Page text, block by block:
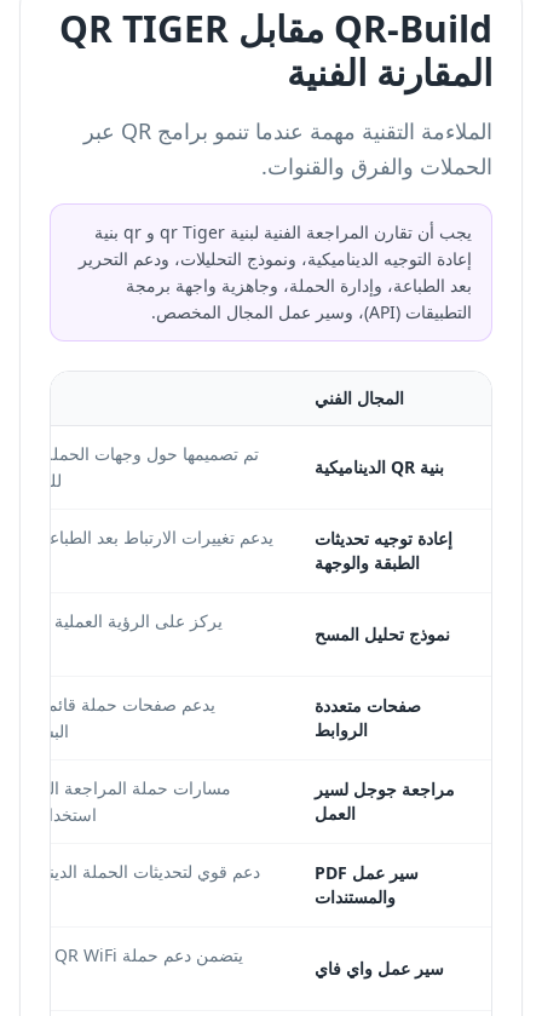
QR-Build مقابل QR TIGER
المقارنة الفنية
الملاءمة التقنية مهمة عندما تنمو برامج QR عبر
الحملات والفرق والقنوات.
يجب أن تقارن المراجعة الفنية لبنية qr Tiger و qr بنية
إعادة التوجيه الديناميكية، ونموذج التحليلات، ودعم التحرير
بعد الطباعة، وإدارة الحملة، وجاهزية واجهة برمجة
التطبيقات (API)، وسير عمل المجال المخصص.
المجال الفني
بنية QR الديناميكية
تم تصميمها حول وجهات الحملة
إعادة توجيه تحديثات
الطبقة والوجهة
يدعم تغييرات الارتباط بعد الطباعة
نموذج تحليل المسح
يركز على الرؤية العملية
صفحات متعددة
الروابط
يدعم صفحات حملة قائمة
البساطة
مراجعة جوجل لسير
العمل
مسارات حملة المراجعة
استخدام
سير عمل PDF
والمستندات
دعم قوي لتحديثات الحملة الديناميكية
سير عمل واي فاي